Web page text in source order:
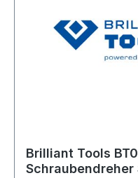
Brilliant Tools BT031021